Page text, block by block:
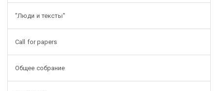
"Люди и тексты"
Call for papers
Общее собрание